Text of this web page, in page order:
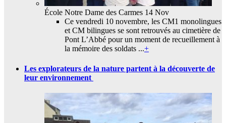
École Notre Dame des Carmes 14 Nov
Ce vendredi 10 novembre, les CM1 monolingues
et CM bilingues se sont retrouvés au cimetière de
Pont L’Abbé pour un moment de recueillement à
la mémoire des soldats ...+
Les explorateurs de la nature partent à la découverte de
leur environnement